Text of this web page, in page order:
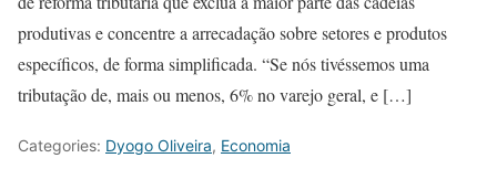
produtivas e concentre a arrecadação sobre setores e produtos
específicos, de forma simplificada. “Se nós tivéssemos uma
tributação de, mais ou menos, 6% no varejo geral, e […]
Categories: Dyogo Oliveira, Economia